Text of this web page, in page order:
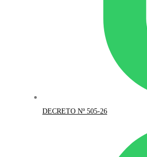
DECRETO Nº 505-26